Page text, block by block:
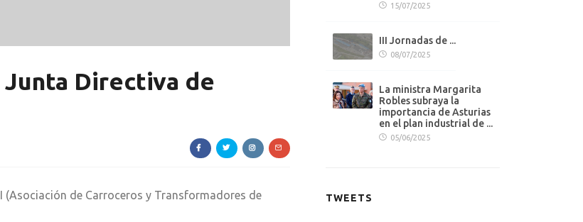
Directiva de
(Asociación de Carroceros y Transformadores de
15/07/2025
III Jornadas de ...
08/07/2025
La ministra Margarita
Robles subraya la
importancia de Asturias
en el plan industrial de ...
05/06/2025
TWEETS